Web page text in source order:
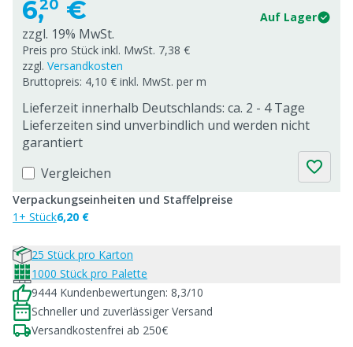
6,20 € Auf Lager
zzgl. 19% MwSt.
Preis pro Stück inkl. MwSt. 7,38 €
zzgl. Versandkosten
Bruttopreis: 4,10 € inkl. MwSt. per m
Lieferzeit innerhalb Deutschlands: ca. 2 - 4 Tage
Lieferzeiten sind unverbindlich und werden nicht
garantiert
Vergleichen
Verpackungseinheiten und Staffelpreise
1+ Stück6,20 €
25 Stück pro Karton
1000 Stück pro Palette
9444 Kundenbewertungen: 8,3/10
Schneller und zuverlässiger Versand
Versandkostenfrei ab 250€